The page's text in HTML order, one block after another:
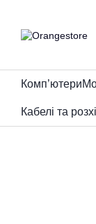
Комп’ютери
Кабелі та